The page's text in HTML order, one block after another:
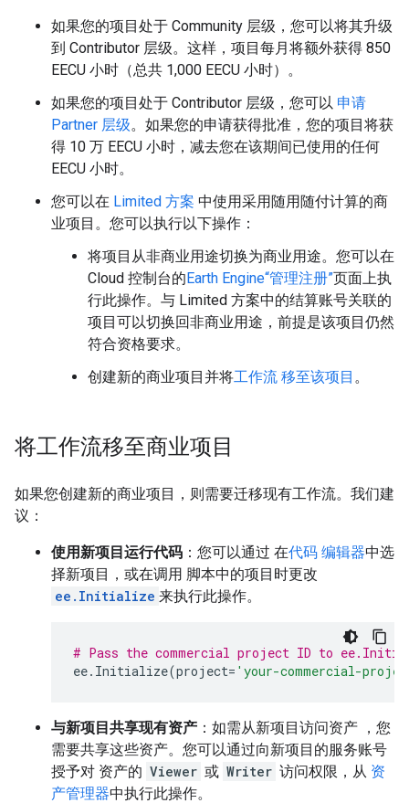
如果您的项目处于 Community 层级，您可以将其升级
到 Contributor 层级。这样，项目每月将额外获得 850
EECU 小时（总共 1,000 EECU 小时）。
如果您的项目处于 Contributor 层级，您可以 申请
Partner 层级。如果您的申请获得批准，您的项目将获
得 10 万 EECU 小时，减去您在该期间已使用的任何
EECU 小时。
您可以在 Limited 方案 中使用采用随用随付计算的商
业项目。您可以执行以下操作：
将项目从非商业用途切换为商业用途。您可以在
Cloud 控制台的Earth Engine“管理注册”页面上执
行此操作。与 Limited 方案中的结算账号关联的
项目可以切换回非商业用途，前提是该项目仍然
符合资格要求。
创建新的商业项目并将工作流 移至该项目 。
将工作流移至商业项目
如果您创建新的商业项目，则需要迁移现有工作流。我们建
议：
使用新项目运行代码 ：您可以通过 在代码 编辑器中选
择新项目，或在调用 脚本中的项目时更改
ee.Initialize 来执行此操作。
# Pass the commercial project ID to
ee. Initialize(project= 'your-commercial-
与新项目共享现有资产 ：如需从新项目访问资产 ，您
需要共享这些资产。您可以通过向新项目的服务账号
授予对 资产的 Viewer 或 Writer 访问权限，从 资
产管理器中执行此操作。